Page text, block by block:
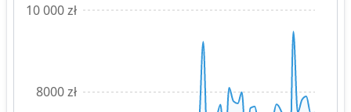
8000 zł
10 000 zł